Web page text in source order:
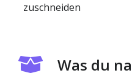
zuschneiden
Was du